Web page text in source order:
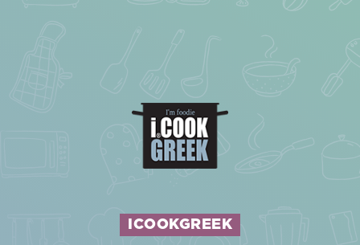
ICOOKGREEK